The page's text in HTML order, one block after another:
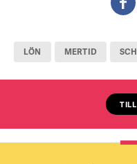
LÖN MERTID